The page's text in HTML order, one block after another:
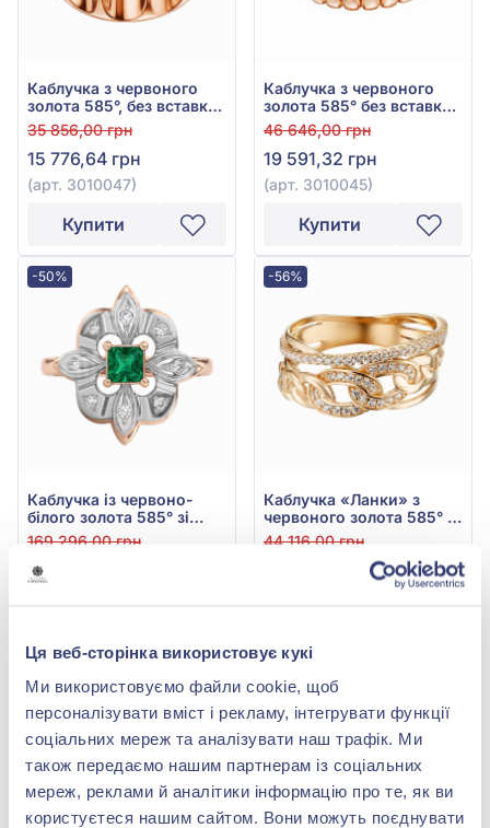
Ця веб-сторінка використовує кукі
Ми використовуємо файли cookie, щоб
персоналізувати вміст і рекламу, інтегрувати функції
соціальних мереж та аналізувати наш трафік. Ми
також передаємо нашим партнерам із соціальних
мереж, реклами й аналітики інформацію про те, як ви
користуєтеся нашим сайтом. Вони можуть поєднувати
Каблучка з червоного
золота 585°, без вставки,
арт. 3010047
35 856,00 грн
15 776,64 грн
(арт. 3010047)
Купити
Каблучка з червоного
золота 585° без вставки,
арт. 3010045
46 646,00 грн
19 591,32 грн
(арт. 3010045)
Купити
-50%
Каблучка із червоно-
білого золота 585° зі
смарагдом 0,37ct та
701-198и
169 296,00 грн
84 648,00 грн
-56%
Каблучка «Ланки» з
червоного золота 585° з
фіанітом/куб.цирконієм,
44 116,00 грн
19 411,04 грн
-56% -56%